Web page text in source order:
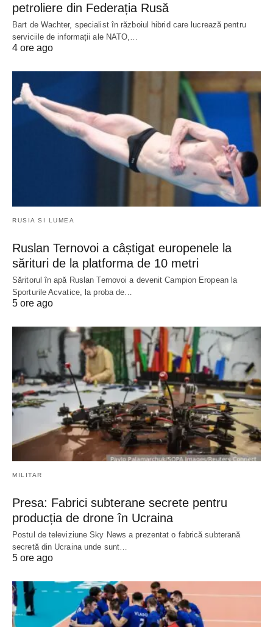
petroliere din Federația Rusă
Bart de Wachter, specialist în războiul hibrid care lucrează pentru
serviciile de informații ale NATO,…
4 ore ago
RUSIA SI LUMEA
Ruslan Ternovoi a câștigat europenele la
sărituri de la platforma de 10 metri
Săritorul în apă Ruslan Ternovoi a devenit Campion Eropean la
Sporturile Acvatice, la proba de…
5 ore ago
MILITAR
Presa: Fabrici subterane secrete pentru
producția de drone în Ucraina
Postul de televiziune Sky News a prezentat o fabrică subterană
secretă din Ucraina unde sunt…
5 ore ago